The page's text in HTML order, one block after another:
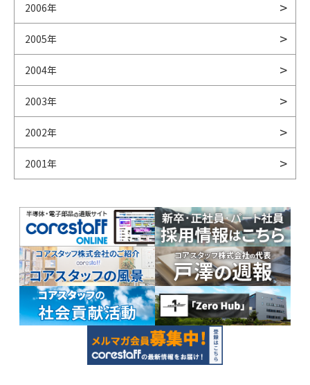
2006年
2005年
2004年
2003年
2002年
2001年